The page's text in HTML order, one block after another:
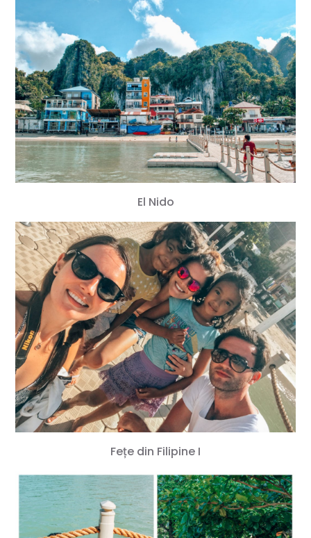
El Nido
Fețe din Filipine I